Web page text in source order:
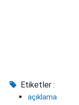
Etiketler :
açıklama